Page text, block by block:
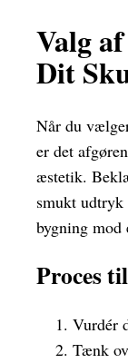
Valg
Dit
Når du
er det
æstetik.
smukt
bygning mod
Proces
Vurdér
Tænk